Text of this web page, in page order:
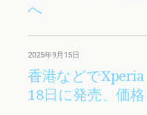
へ
2025年9月15日
香港などでXperia
18日に発売、価